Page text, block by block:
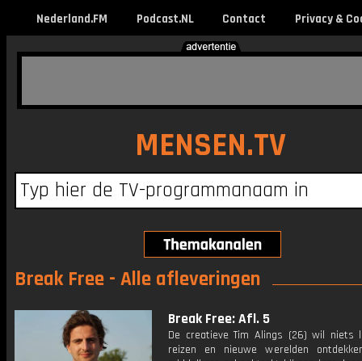
Nederland.FM Podcast.NL Contact Privacy &
MENSEN.TV
Break Free - Alle afleveringen
Break Free: Afl. 5
De creatieve Tim Alings (26) wil niets
reizen en nieuwe werelden